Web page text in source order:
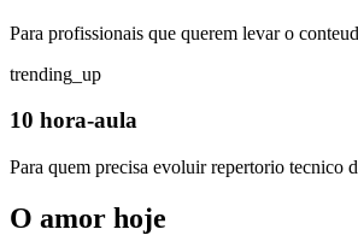
Para profissionais que querem levar o
trending_up
10 hora-aula
Para quem precisa evoluir repertorio tecnico
O amor hoje